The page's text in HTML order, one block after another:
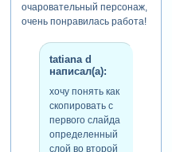
очаровательный персонаж,
очень понравилась работа!
tatiana d
написал(а):
хочу понять как
скопировать с
первого слайда
определенный
слой во второй